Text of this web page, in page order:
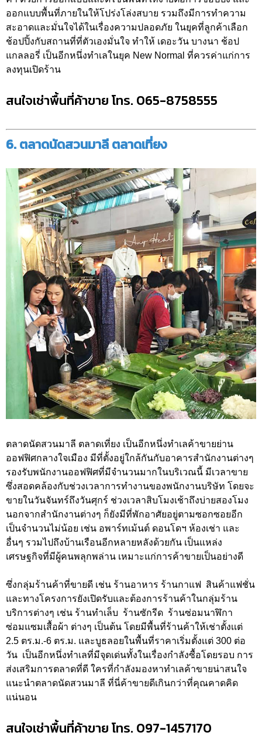
ออกแบบพื้นที่ภายในให้โปร่งโล่งสบาย รวมถึงมีการทำความ
สะอาดและมั่นใจได้ในเรื่องความปลอดภัย ในยุคที่ลูกค้าเลือก
ช้อปปิ้งกับสถานที่ที่ตัวเองมั่นใจ ทำให้ เดอะวัน บางนา ช้อป
แกลลอรี่ เป็นอีกหนึ่งทำเลในยุค New Normal ที่ควรค่าแก่การ
ลงทุนเปิดร้าน
สนใจเช่าพื้นที่ค้าขาย โทร. 065-8758555
6. ตลาดนัดสวนมาลี ตลาดเที่ยง
ตลาดนัดสวนมาลี ตลาดเที่ยง เป็นอีกหนึ่งทำเลค้าขายย่าน
ออฟฟิศกลางใจเมือง มีที่ตั้งอยู่ใกล้กันกับอาคารสำนักงานต่างๆ
รองรับพนักงานออฟฟิศที่มีจำนวนมากในบริเวณนี้ มีเวลาขาย
ซึ่งสอดคล้องกับช่วงเวลาการทำงานของพนักงานบริษัท โดยจะ
ขายในวันจันทร์ถึงวันศุกร์ ช่วงเวลาสิบโมงเช้าถึงบ่ายสองโมง
นอกจากสำนักงานต่างๆ ก็ยังมีที่พักอาศัยอยู่ตามซอกซอยอีก
เป็นจำนวนไม่น้อย เช่น อพาร์ทเม้นต์ ดอนโดฯ ห้องเช่า และ
อื่นๆ รวมไปถึงบ้านเรือนอีกหลายหลังด้วยกัน เป็นแหล่ง
เศรษฐกิจที่มีผู้คนพลุกพล่าน เหมาะแก่การค้าขายเป็นอย่างดี
ซึ่งกลุ่มร้านค้าที่ขายดี เช่น ร้านอาหาร ร้านกาแฟ สินค้าแฟชั่น
และทางโครงการยังเปิดรับและต้องการร้านค้าในกลุ่มร้าน
บริการต่างๆ เช่น ร้านทำเล็บ ร้านซักรีด ร้านซ่อมนาฬิกา
ซ่อมแซมเสื้อผ้า ต่างๆ เป็นต้น โดยมีพื้นที่ร้านค้าให้เช่าตั้งเเต่
2.5 ตร.ม.-6 ตร.ม. และบูธลอยในพื้นที่ราคาเริ่มตั้งเเต่ 300 ต่อ
วัน เป็นอีกหนึ่งทำเลที่มีจุดเด่นทั้งในเรื่องกำลังซื้อโดยรอบ การ
ส่งเสริมการตลาดที่ดี ใครที่กำลังมองหาทำเลค้าขายน่าสนใจ
แนะนำตลาดนัดสวนมาลี ที่นี่ค้าขายดีเกินกว่าที่คุณคาดคิด
แน่นอน
สนใจเช่าพื้นที่ค้าขาย โทร. 097-1457170